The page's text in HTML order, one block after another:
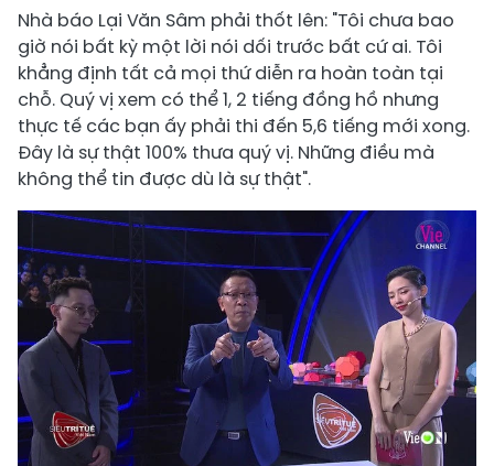
Nhà báo Lại Văn Sâm phải thốt lên: "Tôi chưa bao
giờ nói bất kỳ một lời nói dối trước bất cứ ai. Tôi
khẳng định tất cả mọi thứ diễn ra hoàn toàn tại
chỗ. Quý vị xem có thể 1, 2 tiếng đồng hồ nhưng
thực tế các bạn ấy phải thi đến 5,6 tiếng mới xong.
Đây là sự thật 100% thưa quý vị. Những điều mà
không thể tin được dù là sự thật".